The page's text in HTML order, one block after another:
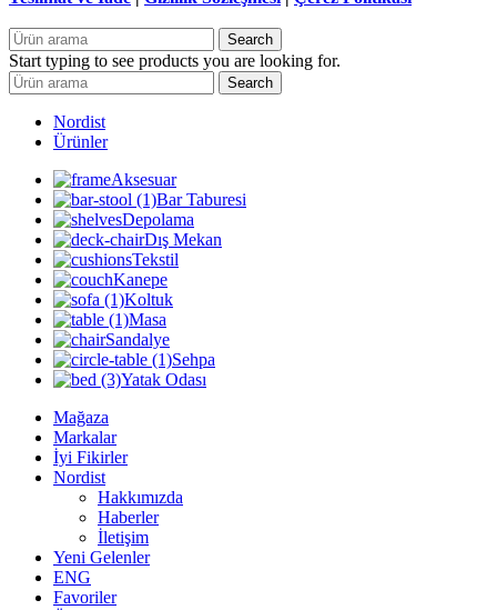
Search
Start typing to see products you are looking for.
Search
Nordist
Ürünler
Aksesuar
Bar Taburesi
Depolama
Dış Mekan
Tekstil
Kanepe
Koltuk
Masa
Sandalye
Sehpa
Yatak Odası
Mağaza
Markalar
İyi Fikirler
Nordist
Hakkımızda
Haberler
İletişim
Yeni Gelenler
ENG
Favoriler